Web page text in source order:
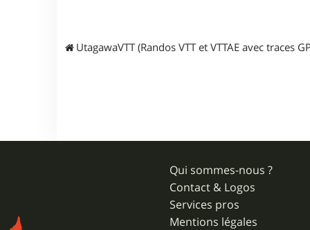
UtagawaVTT (Randos VTT et VTTAE avec traces
Qui sommes-nous ?
Contact & Logos
Services pros
Mentions légales